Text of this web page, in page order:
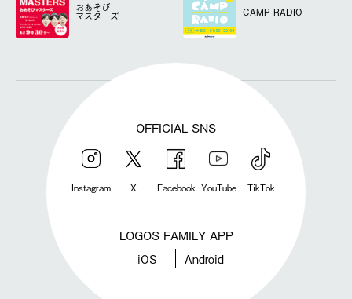
おあそび
マスターズ CAMP RADIO
OFFICIAL SNS
Instagram X Facebook YouTube TikTok
LOGOS FAMILY APP
iOS Android